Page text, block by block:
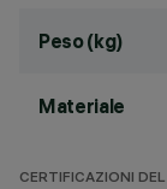
Peso (kg)
Materiale
CERTIFICAZIONI